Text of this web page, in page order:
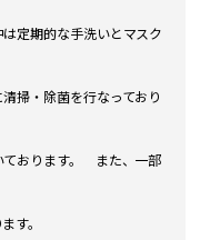
定期的な手洗いとマスク
掃・除菌を行なっており
ております。 また、一部
す。